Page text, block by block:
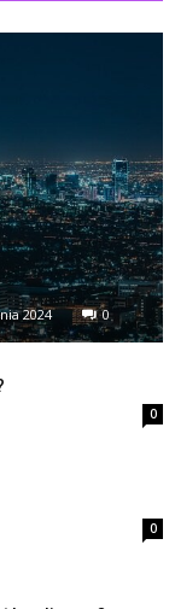
2024 0
0
0